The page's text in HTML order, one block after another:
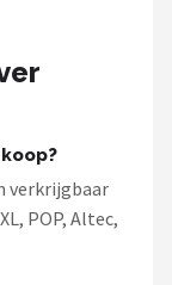
verkrijgbaar
POP, Altec,